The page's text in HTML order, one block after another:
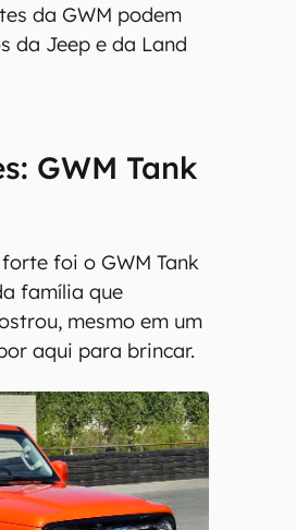
da GWM podem
da Jeep e da Land
GWM Tank
foi o GWM Tank
família que
mesmo em um
aqui para brincar.